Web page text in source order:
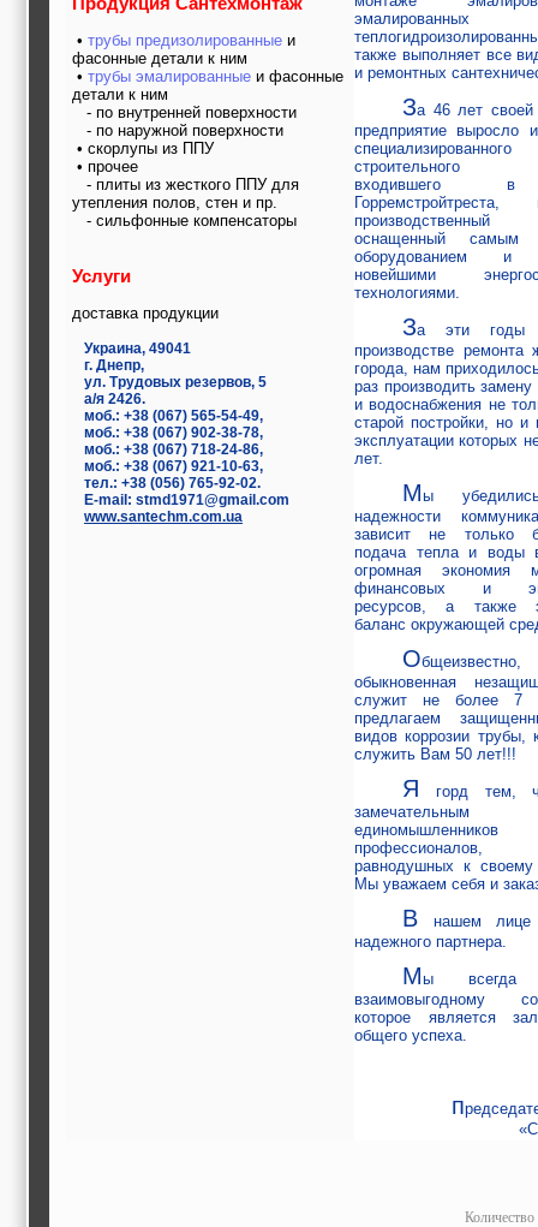
строительные и
отделочные
материалы,
строительные
машины и техника,
все для
коммуникаций
Туризм, отдых,
путешествия,
авиакомпании, ж/д
перевозки,
пансионаты, отели,
кадровые агентства,
Программирование
сайта
• трубы предизолированные и
фасонные детали к ним
• трубы эмалированные и фасонные
детали к ним
- по внутренней поверхности
- по наружной поверхности
• скорлупы из ППУ
• прочее
- плиты из жесткого ППУ для
утепления полов, стен и пр.
- сильфонные компенсаторы
Услуги
доставка продукции
Украина, 49041
г. Днепр,
ул. Трудовых резервов, 5
а/я 2426.
моб.: +38 (067) 565-54-49,
моб.: +38 (067) 902-38-78,
моб.: +38 (067) 718-24-86,
моб.: +38 (067) 921-10-63,
тел.: +38 (056) 765-92-02.
E-mail: stmd1971@gmail.com
www.santechm.com.ua
эмалированных
также выполняет все
и ремонтных
За 46 лет своей
предприятие выросло
строительного
входившего в
оснащенный самым
оборудованием и
новейшими
технологиями.
За эти годы
производстве ремонта
города, нам
раз производить
и водоснабжения не
старой постройки, но
эксплуатации которых
лет.
Мы
надежности
зависит не только
подача тепла и
огромная экономия
финансовых и
ресурсов, а также
баланс окружающей
О
обыкновенная
служит не более
предлагаем
видов коррозии трубы,
служить Вам 50 лет!!!
Я горд тем,
замечательным
равнодушных к
Мы уважаем себя и
В нашем лице
надежного партнера.
Мы всегда
взаимовыгодному
которое является
общего успеха.
п